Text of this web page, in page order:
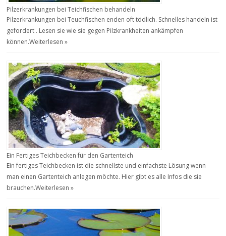
Pilzerkrankungen bei Teichfischen behandeln
Pilzerkrankungen bei Teuchfischen enden oft tödlich. Schnelles handeln ist
gefordert . Lesen sie wie sie gegen Pilzkrankheiten ankämpfen
können.Weiterlesen »
Ein Fertiges Teichbecken für den Gartenteich
Ein fertiges Teichbecken ist die schnellste und einfachste Lösung wenn
man einen Gartenteich anlegen möchte. Hier gibt es alle Infos die sie
brauchen.Weiterlesen »